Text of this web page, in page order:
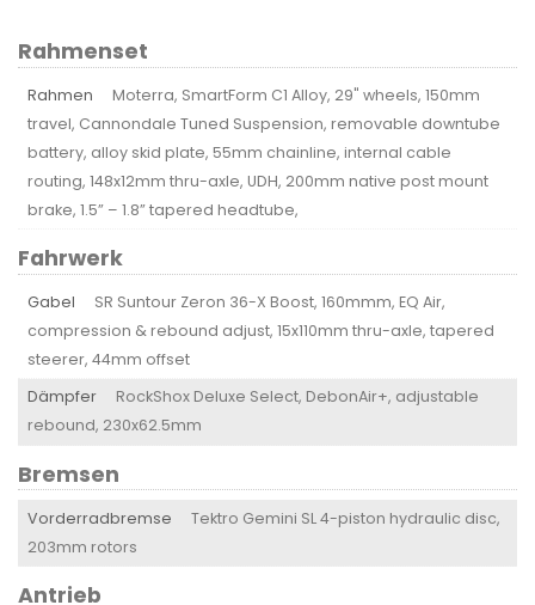
Rahmenset
Rahmen
Moterra, SmartForm C1 Alloy, 29" wheels, 150mm
travel, Cannondale Tuned Suspension, removable downtube
battery, alloy skid plate, 55mm chainline, internal cable
routing, 148x12mm thru-axle, UDH, 200mm native post mount
brake, 1.5” – 1.8” tapered headtube,
Fahrwerk
Gabel
SR Suntour Zeron 36-X Boost, 160mmm, EQ Air,
compression & rebound adjust, 15x110mm thru-axle, tapered
steerer, 44mm offset
Dämpfer
RockShox Deluxe Select, DebonAir+, adjustable
rebound, 230x62.5mm
Bremsen
Vorderradbremse
Tektro Gemini SL 4-piston hydraulic disc,
203mm rotors
Antrieb